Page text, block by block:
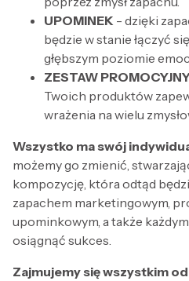
UPOMINEK - dzięki
będzie w stanie łączyć
głębszym poziomie
ZESTAW
Twoich produktów
wrażenia na wielu
Wszystko ma swój
możemy go zmienić,
kompozycję, która odtąd
zapachem marketingowym,
upominkowym, a także
osiągnąć sukces.
Zajmujemy się wszystkim